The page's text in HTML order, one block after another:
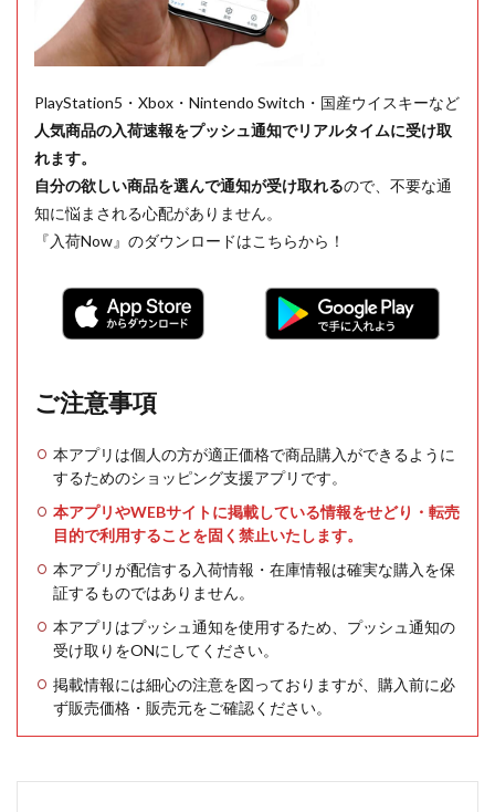
PlayStation5・Xbox・Nintendo Switch・国産ウイスキーなど
人気商品の入荷速報をプッシュ通知でリアルタイムに受け取
れます。
自分の欲しい商品を選んで通知が受け取れるので、不要な通
知に悩まされる心配がありません。
『入荷Now』のダウンロードはこちらから！
ご注意事項
本アプリは個人の方が適正価格で商品購入ができるように
するためのショッピング支援アプリです。
本アプリやWEBサイトに掲載している情報をせどり・転売
目的で利用することを固く禁止いたします。
本アプリが配信する入荷情報・在庫情報は確実な購入を保
証するものではありません。
本アプリはプッシュ通知を使用するため、プッシュ通知の
受け取りをONにしてください。
掲載情報には細心の注意を図っておりますが、購入前に必
ず販売価格・販売元をご確認ください。